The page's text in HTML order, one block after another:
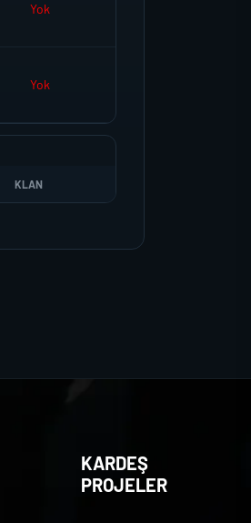
Yok
Yok
KLAN
KARDEŞ
PROJELER